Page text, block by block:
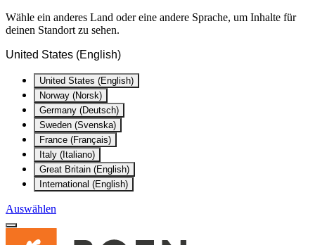
Wähle ein anderes Land oder eine andere Sprache, um Inhalte für
deinen Standort zu sehen.
United States (English)
United States (English)
Norway (Norsk)
Germany (Deutsch)
Sweden (Svenska)
France (Français)
Italy (Italiano)
Great Britain (English)
International (English)
Auswählen